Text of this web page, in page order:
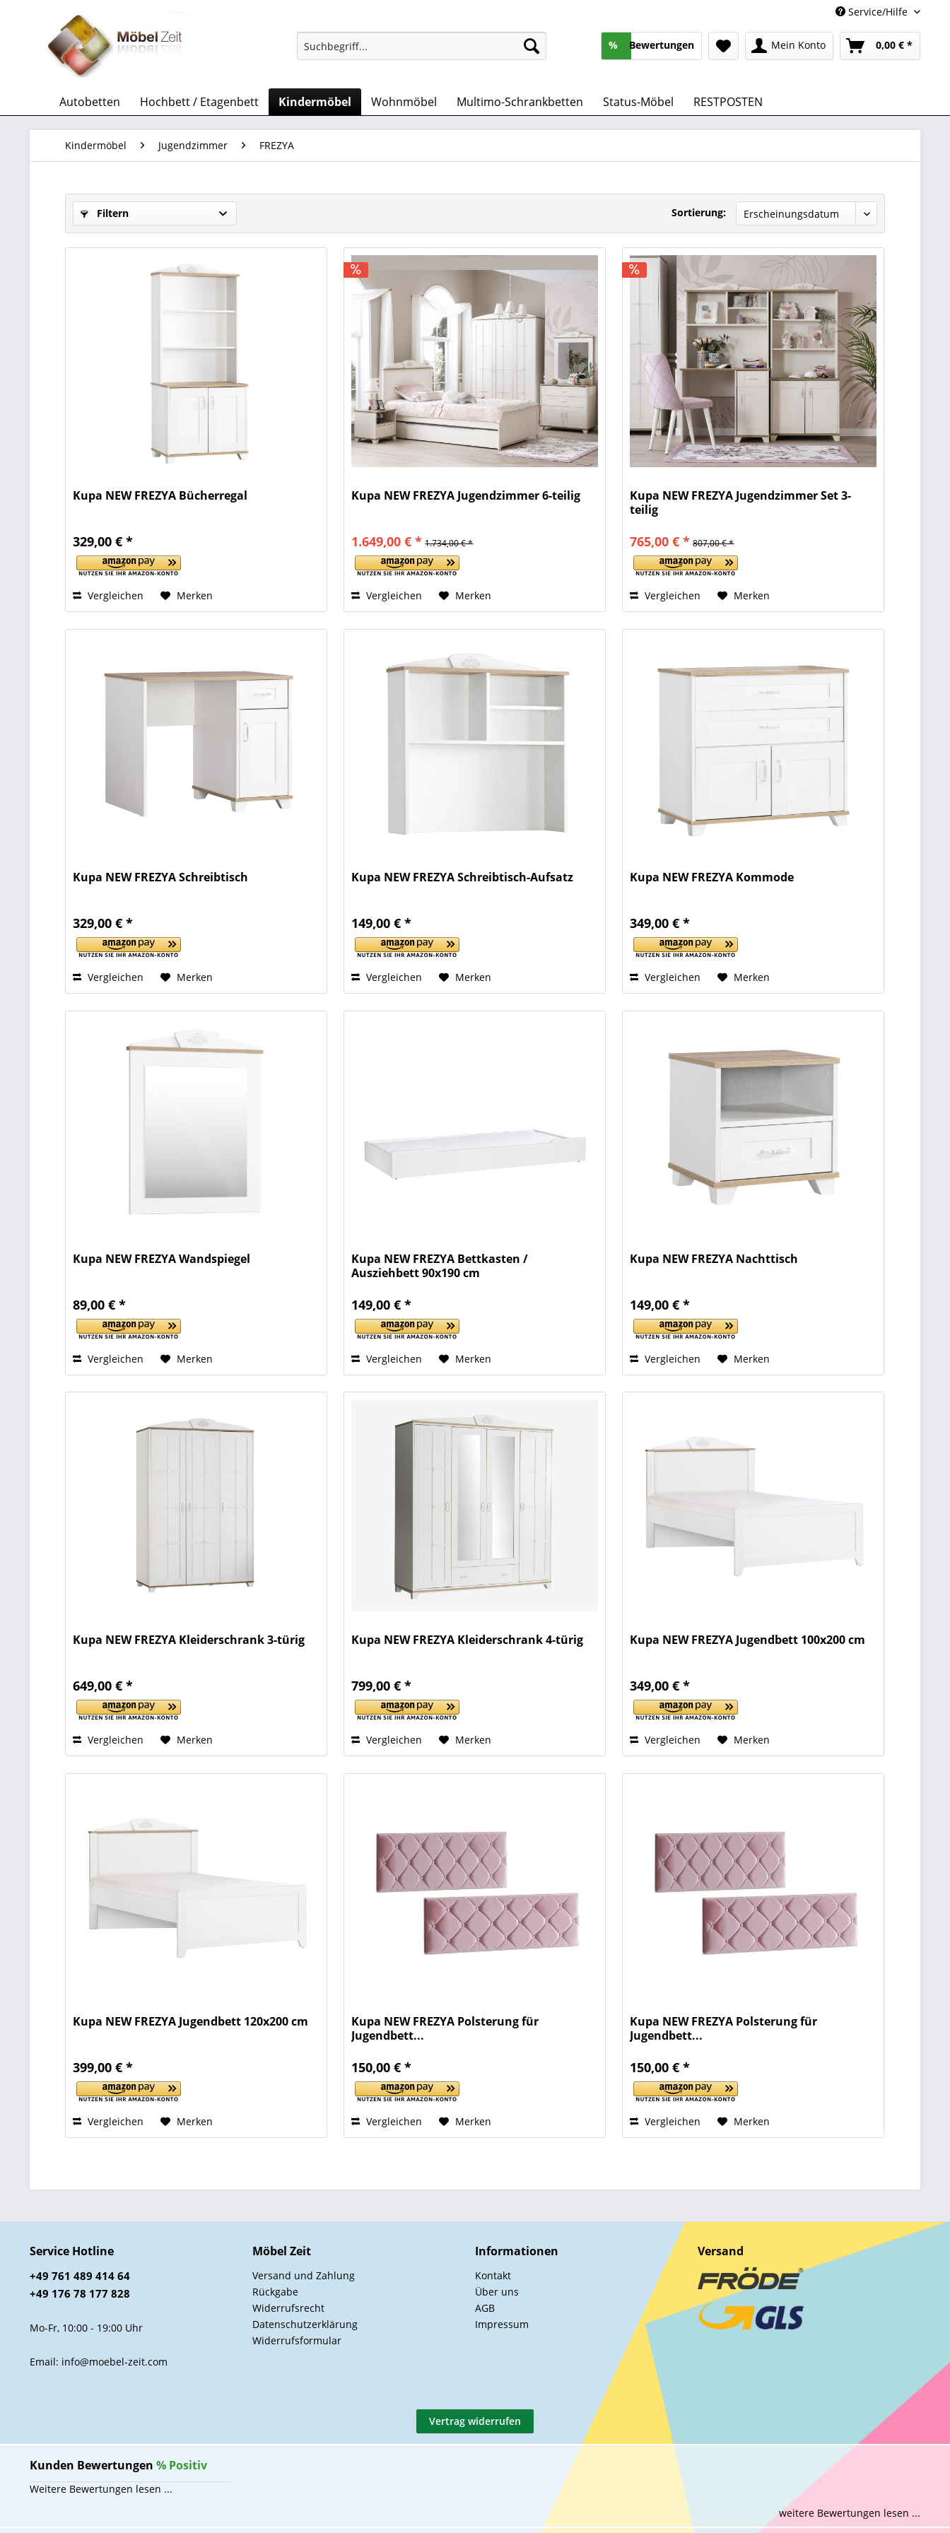
Service/Hilfe
% Bewertungen Mein Konto 0,00 € *
Autobetten Hochbett / Etagenbett Kindermöbel Wohnmöbel Multimo-Schrankbetten Status-Möbel RESTPOSTEN
Kindermöbel Jugendzimmer FREZYA
Filtern Sortierung:
Kupa NEW FREZYA Bücherregal
329,00 € *
Vergleichen Merken
Kupa NEW FREZYA Jugendzimmer 6-teilig
1.649,00 € * 1.734,00 € *
Vergleichen Merken
Kupa NEW FREZYA Jugendzimmer Set 3-
teilig
765,00 € * 807,00 € *
Vergleichen Merken
Kupa NEW FREZYA Schreibtisch
329,00 € *
Vergleichen Merken
Kupa NEW FREZYA Schreibtisch-Aufsatz
149,00 € *
Vergleichen Merken
Kupa NEW FREZYA Kommode
349,00 € *
Vergleichen Merken
Kupa NEW FREZYA Wandspiegel
89,00 € *
Vergleichen Merken
Kupa NEW FREZYA Bettkasten /
Ausziehbett 90x190 cm
149,00 € *
Vergleichen Merken
Kupa NEW FREZYA Nachttisch
149,00 € *
Vergleichen Merken
Kupa NEW FREZYA Kleiderschrank 3-türig
649,00 € *
Vergleichen Merken
Kupa NEW FREZYA Kleiderschrank 4-türig
799,00 € *
Vergleichen Merken
Kupa NEW FREZYA Jugendbett 100x200 cm
349,00 € *
Vergleichen Merken
Kupa NEW FREZYA Jugendbett 120x200 cm
399,00 € *
Vergleichen Merken
Kupa NEW FREZYA Polsterung für
Jugendbett...
150,00 € *
Vergleichen Merken
Kupa NEW FREZYA Polsterung für
Jugendbett...
150,00 € *
Vergleichen Merken
Service Hotline
+49 761 489 414 64
+49 176 78 177 828
Mo-Fr, 10:00 - 19:00 Uhr
Email: info@moebel-zeit.com
Möbel Zeit
Versand und Zahlung
Rückgabe
Widerrufsrecht
Datenschutzerklärung
Widerrufsformular
Informationen
Kontakt
Über uns
AGB
Impressum
Versand
Vertrag widerrufen
Kunden Bewertungen % Positiv
Weitere Bewertungen lesen ...
weitere Bewertungen lesen ...